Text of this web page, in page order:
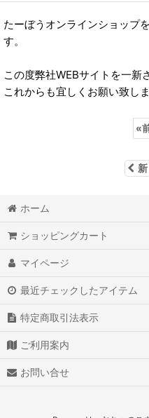
たーぼうオンラインショップ
す。
この度弊社WEBサイトを一新
これからも宜しくお願い致しま
«
ホーム
ショッピングカート
マイページ
最近チェックしたアイテム
特定商取引法表示
ご利用案内
お問い合せ